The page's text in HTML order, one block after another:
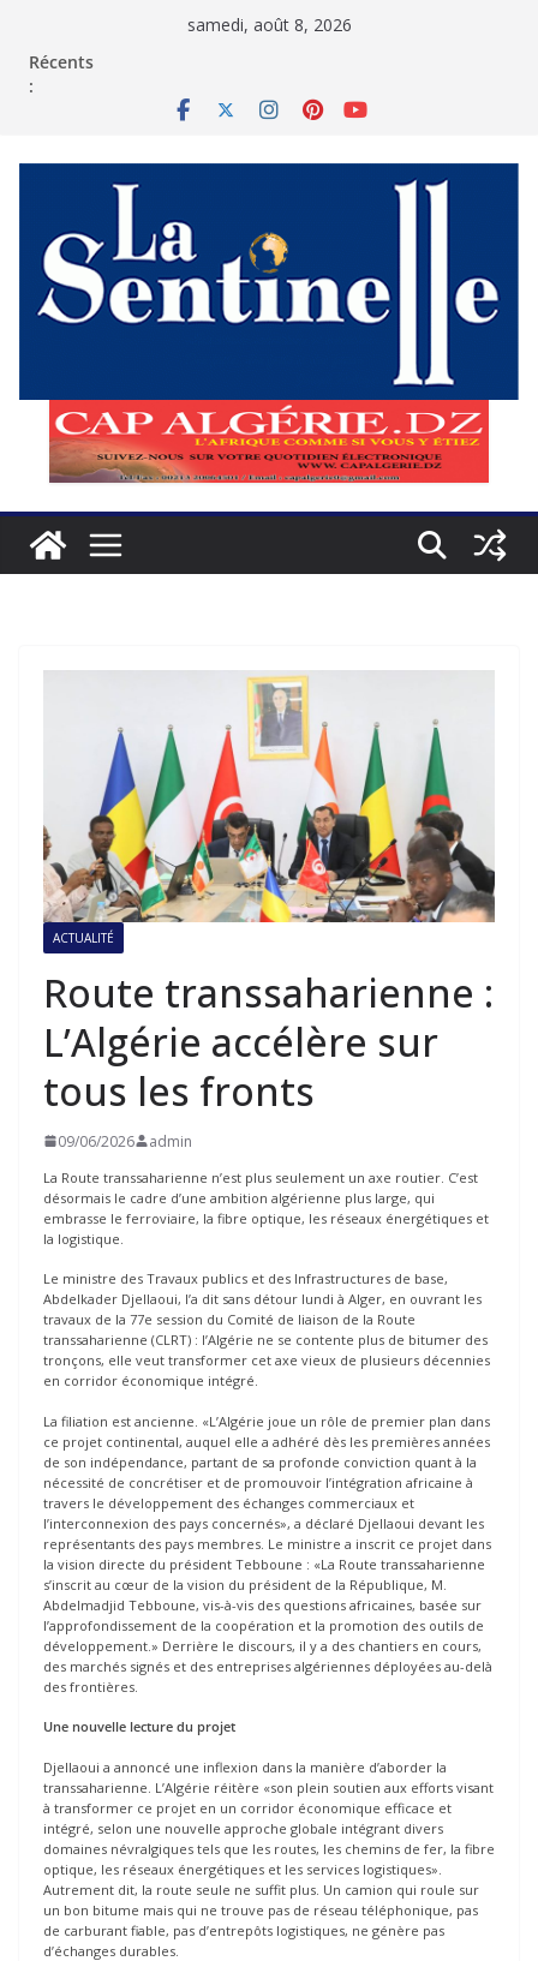
samedi, août 8, 2026
Récents
:
ACTUALITÉ
Route transsaharienne :
L’Algérie accélère sur
tous les fronts
09/06/2026 admin
La Route transsaharienne n’est plus seulement un axe routier. C’est
désormais le cadre d’une ambition algérienne plus large, qui
embrasse le ferroviaire, la fibre optique, les réseaux énergétiques et
la logistique.
Le ministre des Travaux publics et des Infrastructures de base,
Abdelkader Djellaoui, l’a dit sans détour lundi à Alger, en ouvrant les
travaux de la 77e session du Comité de liaison de la Route
transsaharienne (CLRT) : l’Algérie ne se contente plus de bitumer des
tronçons, elle veut transformer cet axe vieux de plusieurs décennies
en corridor économique intégré.
La filiation est ancienne. «L’Algérie joue un rôle de premier plan dans
ce projet continental, auquel elle a adhéré dès les premières années
de son indépendance, partant de sa profonde conviction quant à la
nécessité de concrétiser et de promouvoir l’intégration africaine à
travers le développement des échanges commerciaux et
l’interconnexion des pays concernés», a déclaré Djellaoui devant les
représentants des pays membres. Le ministre a inscrit ce projet dans
la vision directe du président Tebboune : «La Route transsaharienne
s’inscrit au cœur de la vision du président de la République, M.
Abdelmadjid Tebboune, vis-à-vis des questions africaines, basée sur
l’approfondissement de la coopération et la promotion des outils de
développement.» Derrière le discours, il y a des chantiers en cours,
des marchés signés et des entreprises algériennes déployées au-delà
des frontières.
Une nouvelle lecture du projet
Djellaoui a annoncé une inflexion dans la manière d’aborder la
transsaharienne. L’Algérie réitère «son plein soutien aux efforts visant
à transformer ce projet en un corridor économique efficace et
intégré, selon une nouvelle approche globale intégrant divers
domaines névralgiques tels que les routes, les chemins de fer, la fibre
optique, les réseaux énergétiques et les services logistiques».
Autrement dit, la route seule ne suffit plus. Un camion qui roule sur
un bon bitume mais qui ne trouve pas de réseau téléphonique, pas
de carburant fiable, pas d’entrepôts logistiques, ne génère pas
d’échanges durables.